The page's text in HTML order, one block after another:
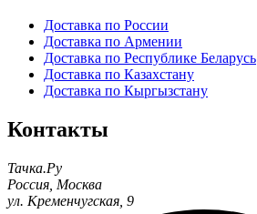
Доставка по России
Доставка по Армении
Доставка по Республике Беларусь
Доставка по Казахстану
Доставка по Кыргызстану
Контакты
Тачка.Ру
Россия Москва
ул. Кременчугская, 9